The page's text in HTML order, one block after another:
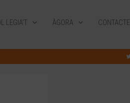
ÀGORA CONTACTE